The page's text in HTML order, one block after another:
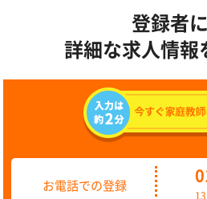
登録者
詳細な求人情報
お電話での登録